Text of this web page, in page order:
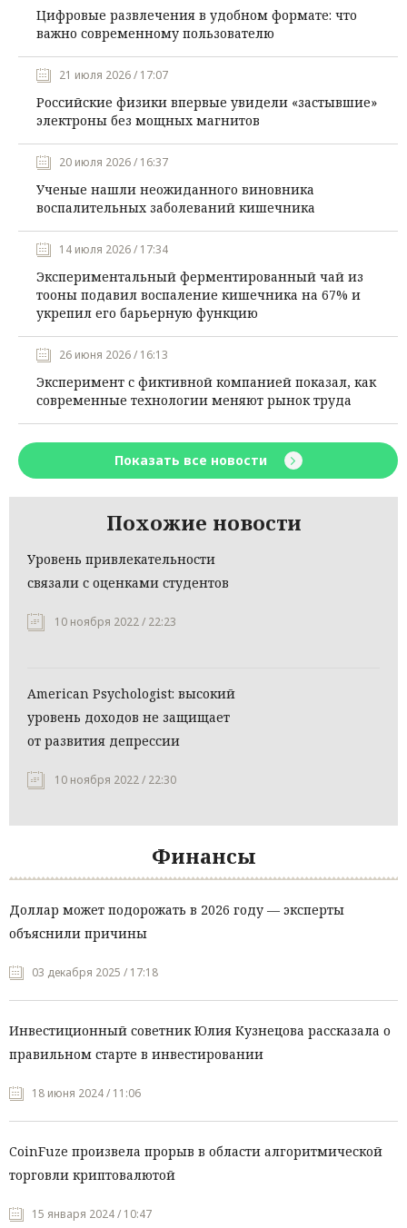
Цифровые развлечения в удобном формате: что
важно современному пользователю
21 июля 2026 / 17:07
Российские физики впервые увидели «застывшие»
электроны без мощных магнитов
20 июля 2026 / 16:37
Ученые нашли неожиданного виновника
воспалительных заболеваний кишечника
14 июля 2026 / 17:34
Экспериментальный ферментированный чай из
тооны подавил воспаление кишечника на 67% и
укрепил его барьерную функцию
26 июня 2026 / 16:13
Эксперимент с фиктивной компанией показал, как
современные технологии меняют рынок труда
Показать все новости
Похожие новости
Уровень привлекательности
связали с оценками студентов
10 ноября 2022 / 22:23
American Psychologist: высокий
уровень доходов не защищает
от развития депрессии
10 ноября 2022 / 22:30
Финансы
Доллар может подорожать в 2026 году — эксперты
объяснили причины
03 декабря 2025 / 17:18
Инвестиционный советник Юлия Кузнецова рассказала о
правильном старте в инвестировании
18 июня 2024 / 11:06
CoinFuze произвела прорыв в области алгоритмической
торговли криптовалютой
15 января 2024 / 10:47